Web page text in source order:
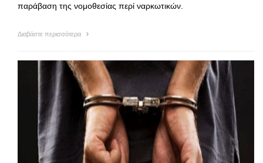
παράβαση της νομοθεσίας περί ναρκωτικών.
Διαβάστε περισσότερα